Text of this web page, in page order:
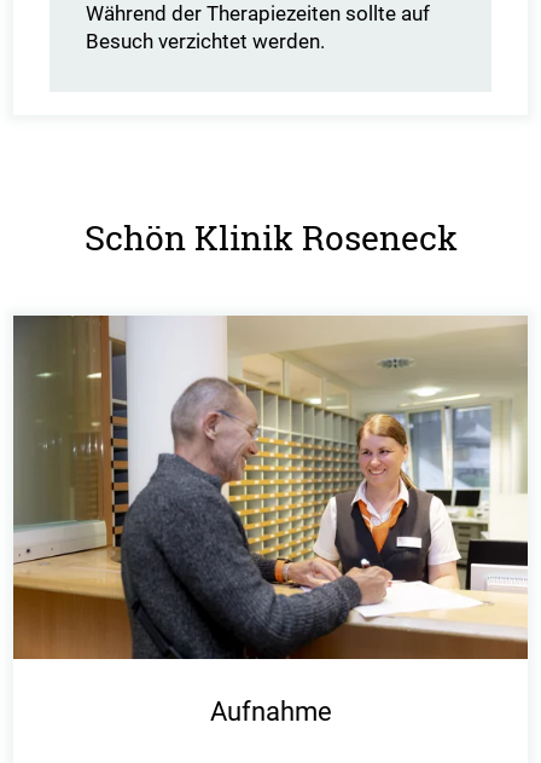
Während der Therapiezeiten sollte auf
Besuch verzichtet werden.
Schön Klinik Roseneck
Aufnahme